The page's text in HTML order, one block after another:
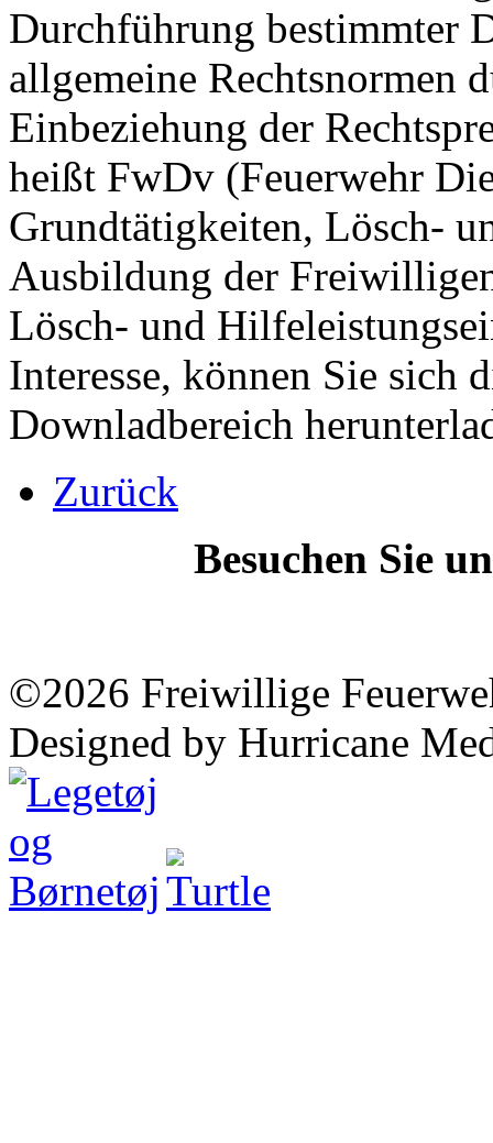
Durchführung bestimmter
allgemeine Rechtsnormen
Einbeziehung der
heißt FwDv (Feuerwehr
Grundtätigkeiten, Lösch-
Ausbildung der
Lösch- und
Interesse, können Sie sich
Downladbereich
Zurück
Besuchen Sie
©2026 Freiwillige
Designed by Hurricane